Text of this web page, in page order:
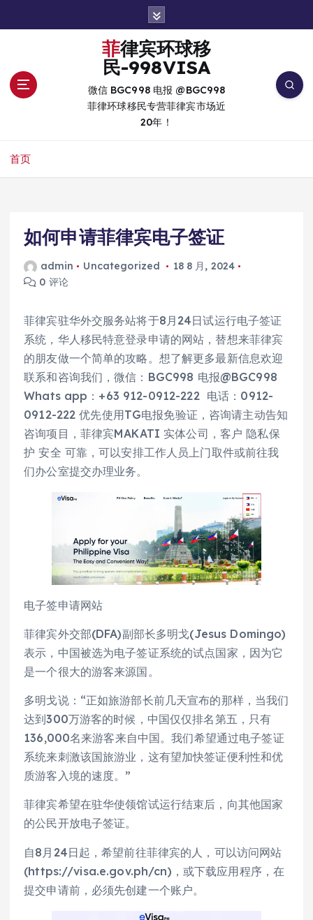
菲律宾环球移
民-998VISA
微信 BGC998 电报 @BGC998
菲律环球移民专营菲律宾市场近
20年！
首页
如何申请菲律宾电子签证
admin Uncategorized
18 8 月, 2024
0 评论
菲律宾驻华外交服务站将于8月24日试运行电子签证
系统，华人移民特意登录申请的网站，替想来菲律宾
的朋友做一个简单的攻略。想了解更多最新信息欢迎
联系和咨询我们，微信：BGC998 电报@BGC998
Whats app：+63 912-0912-222 电话：0912-
0912-222 优先使用TG电报免验证，咨询请主动告知
咨询项目，菲律宾MAKATI 实体公司，客户 隐私保
护 安全 可靠，可以安排工作人员上门取件或前往我
们办公室提交办理业务。
电子签申请网站
菲律宾外交部(DFA)副部长多明戈(Jesus Domingo)
表示，中国被选为电子签证系统的试点国家，因为它
是一个很大的游客来源国。
多明戈说：“正如旅游部长前几天宣布的那样，当我们
达到300万游客的时候，中国仅仅排名第五，只有
136,000名来游客来自中国。我们希望通过电子签证
系统来刺激该国旅游业，这有望加快签证便利性和优
质游客入境的速度。”
菲律宾希望在驻华使领馆试运行结束后，向其他国家
的公民开放电子签证。
自8月24日起，希望前往菲律宾的人，可以访问网站
(https://visa.e.gov.ph/cn)，或下载应用程序，在
提交申请前，必须先创建一个账户。